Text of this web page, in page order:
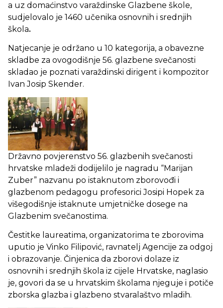
a uz domaćinstvo varaždinske Glazbene škole,
sudjelovalo je 1460 učenika osnovnih i srednjih
škola.
Natjecanje je održano u 10 kategorija, a obavezne
skladbe za ovogodišnje 56. glazbene svečanosti
skladao je poznati varaždinski dirigent i kompozitor
Ivan Josip Skender.
Državno povjerenstvo 56. glazbenih svečanosti
hrvatske mladeži dodijelilo je nagradu “Marijan
Zuber” nazvanu po istaknutom zborovođi i
glazbenom pedagogu profesorici Josipi Hopek za
višegodišnje istaknute umjetničke dosege na
Glazbenim svečanostima.
Čestitke laureatima, organizatorima te zborovima
uputio je Vinko Filipović, ravnatelj Agencije za odgoj
i obrazovanje. Činjenica da zborovi dolaze iz
osnovnih i srednjih škola iz cijele Hrvatske, naglasio
je, govori da se u hrvatskim školama njeguje i potiče
zborska glazba i glazbeno stvaralaštvo mladih.